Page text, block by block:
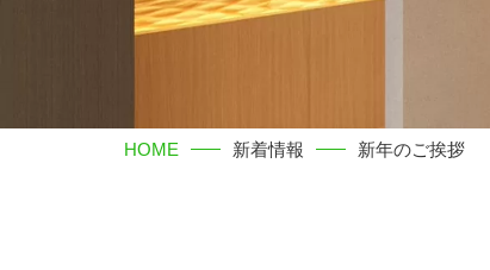
HOME 新着情報 新年のご挨拶